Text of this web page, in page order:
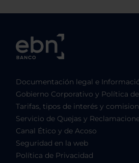
Documentación legal e
Gobierno Corporativo y Política
Tarifas, tipos de interés y
Servicio de Quejas y
Canal Ético y de Acoso
Seguridad en la web
Política de Privacidad